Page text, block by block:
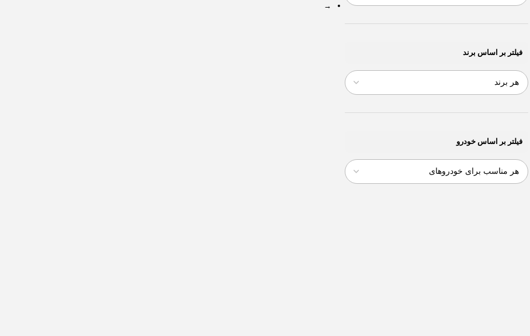
فیلتر بر اساس برند
فیلتر بر اساس خودرو
→